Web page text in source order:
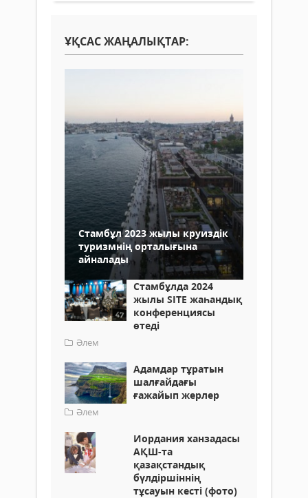
ҰҚСАС ЖАҢАЛЫҚТАР:
Стамбұл 2023 жылы круиздік
туризмнің орталығына
айналады
Стамбұлда 2024
жылы SITE жаһандық
конференциясы
өтеді
Әлем
Адамдар тұратын
шалғайдағы
ғажайып жерлер
Әлем
Иордания ханзадасы
АҚШ-та
қазақстандық
бүлдіршіннің
тұсауын кесті (фото)